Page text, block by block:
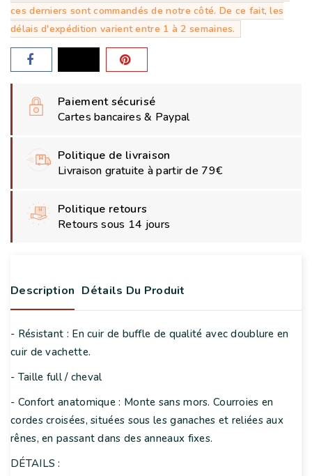
ces derniers sont commandés de notre côté. De ce fait, les
délais d'expédition varient entre 1 à 2 semaines.
Paiement sécurisé
Cartes bancaires & Paypal
Politique de livraison
Livraison gratuite à partir de 79€
Politique retours
Retours sous 14 jours
Description Détails Du Produit
- Résistant : En cuir de buffle de qualité avec doublure en
cuir de vachette.
- Taille full / cheval
- Confort anatomique : Monte sans mors. Courroies en
cordes croisées, situées sous les ganaches et reliées aux
rênes, en passant dans des anneaux fixes.
DÉTAILS :